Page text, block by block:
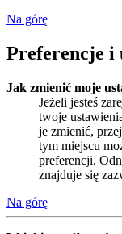
Na górę
Preferencje i
Jak zmienić moje
Jeżeli jesteś
twoje
je zmienić,
tym miejscu
preferencji.
znajduje się
Na górę